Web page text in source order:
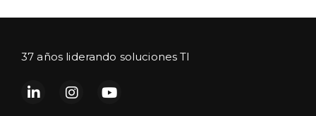
37 años liderando soluciones TI